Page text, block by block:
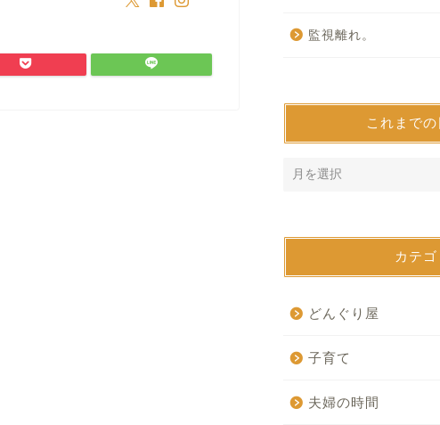
監視離れ。
これまで
カテ
どんぐり屋
子育て
夫婦の時間